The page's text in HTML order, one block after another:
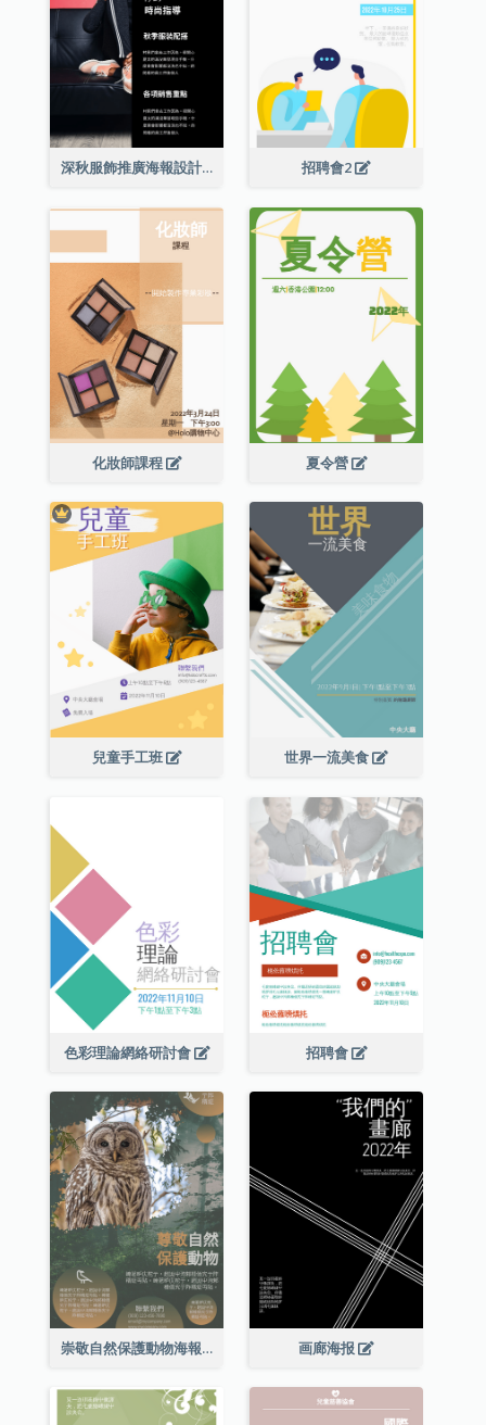
深秋服飾推廣海報設計 招聘會2
化妝師課程 夏令營
兒童手工班 世界一流美食
色彩理論網絡研討會 招聘會
崇敬自然保護動物海報 画廊海报